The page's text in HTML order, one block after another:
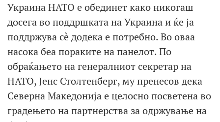
Украина НАТО е обединет како никогаш
досега во поддршката на Украина и ќе ја
поддржува сè додека е потребно. Во оваа
насока беа пораките на панелот. По
обраќањето на генералниот секретар на
НАТО, Јенс Столтенберг, му пренесов дека
Северна Македонија е целосно посветена во
градењето на партнерства за одржување на